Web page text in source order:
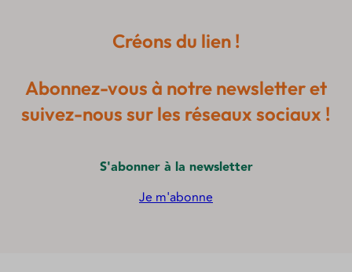
Créons du lien !
Abonnez-vous à notre newsletter et
suivez-nous sur les réseaux sociaux !
S'abonner à la newsletter
Je m'abonne